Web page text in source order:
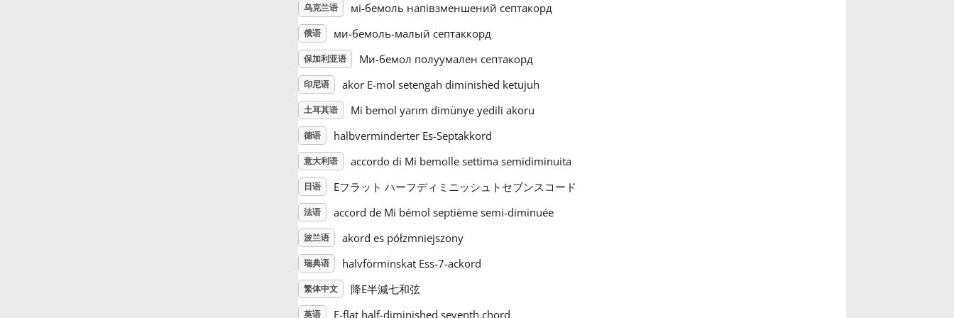
乌克兰语 мі-бемоль напівзменшений септакорд
俄语 ми-бемоль-малый септаккорд
保加利亚语 Ми-бемол полуумален септакорд
印尼语 akor E-mol setengah diminished ketujuh
土耳其语 Mi bemol yarım dimünye yedili akoru
德语 halbverminderter Es-Septakkord
意大利语 accordo di Mi bemolle settima semidiminuita
日语 Eフラット ハーフディミニッシュトセブンスコード
法语 accord de Mi bémol septième semi-diminuée
波兰语 akord es półzmniejszony
瑞典语 halvförminskat Ess-7-ackord
繁体中文 降E半減七和弦
英语 E-flat half-diminished seventh chord